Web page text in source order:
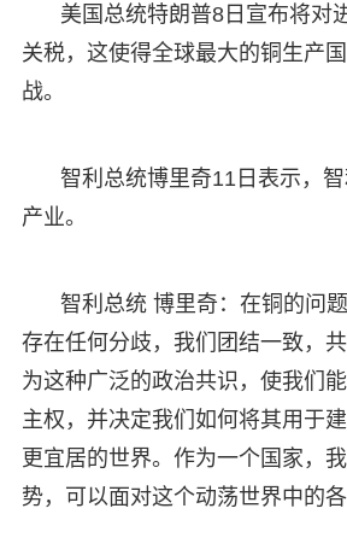
美国总统特朗普8日宣布将对
关税，这使得全球最大的铜生产
战。
智利总统博里奇11日表示，
产业。
智利总统 博里奇：在铜的问
存在任何分歧，我们团结一致，
为这种广泛的政治共识，使我们
主权，并决定我们如何将其用于建
更宜居的世界。作为一个国家，
势，可以面对这个动荡世界中的各